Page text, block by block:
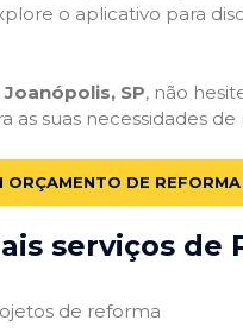
o aplicativo para
SP, não
as suas necessidades de
ORÇAMENTO DE
serviços de
de reforma